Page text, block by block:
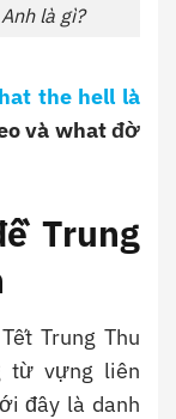
là gì?
the hell là
và what đờ
Trung
Trung Thu
từ vựng liên
đây là danh